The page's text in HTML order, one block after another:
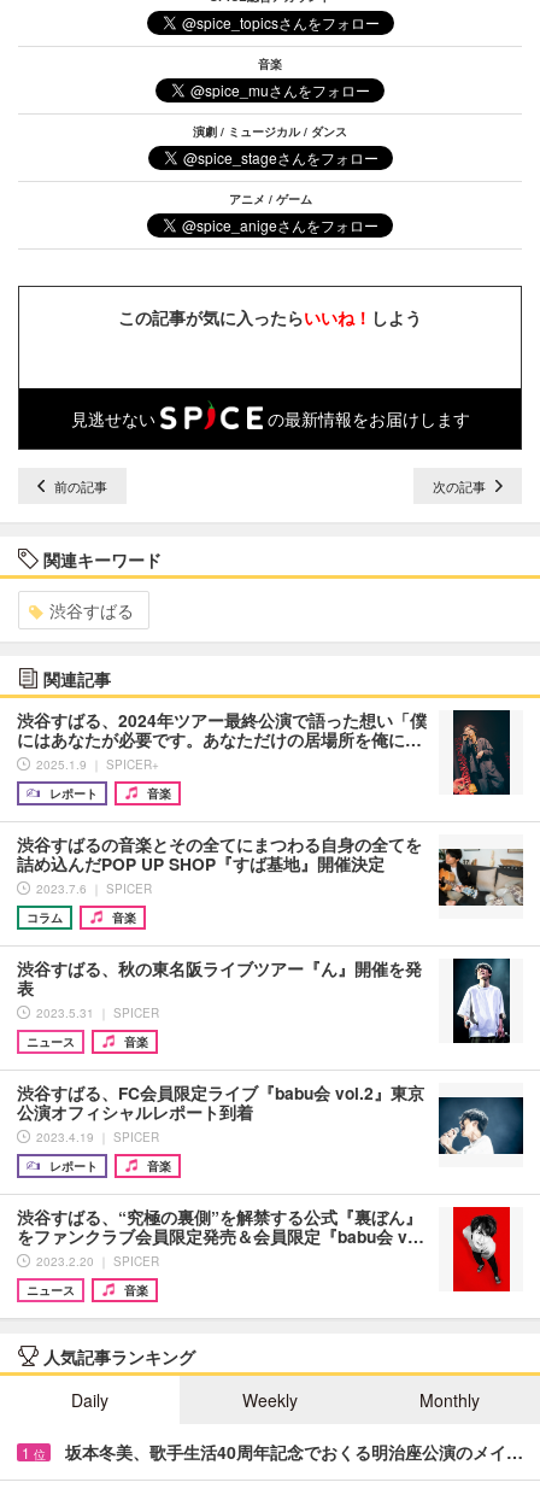
音楽
演劇 / ミュージカル / ダンス
アニメ / ゲーム
この記事が気に入ったらいいね！ しよう
見逃せない の最新情報をお届けします
前の記事 次の記事
関連キーワード
渋谷すばる
関連記事
渋谷すばる、2024年ツアー最終公演で語った想い「僕
にはあなたが必要です。あなただけの居場所を俺に…
2025.1.9 ｜ SPICER+
レポート
音楽
渋谷すばるの音楽とその全てにまつわる自身の全てを
詰め込んだPOP UP SHOP『すば基地』開催決定
2023.7.6 ｜ SPICER
コラム
音楽
渋谷すばる、秋の東名阪ライブツアー『ん』開催を発
表
2023.5.31 ｜ SPICER
ニュース
音楽
渋谷すばる、FC会員限定ライブ『babu会 vol.2』東京
公演オフィシャルレポート到着
2023.4.19 ｜ SPICER
レポート
音楽
渋谷すばる、“究極の裏側”を解禁する公式『裏ぼん』
をファンクラブ会員限定発売＆会員限定『babu会 v…
2023.2.20 ｜ SPICER
ニュース
音楽
人気記事ランキング
Daily
Weekly Monthly
1 位 坂本冬美、歌手生活40周年記念でおくる明治座公演のメイ…